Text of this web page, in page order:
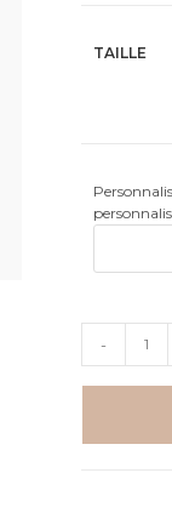
TAILLE
Souris
-